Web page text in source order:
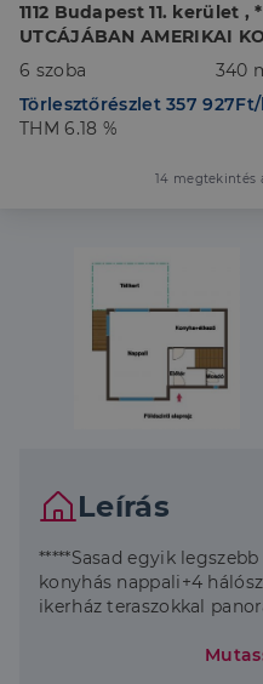
1112 Budapest 11. kerület ,
UTCÁJÁBAN AMERIKAI
6 szoba
340
Törlesztőrészlet 357
THM 6.18 %
14 megtekintés
Leírás
*****Sasad egyik
konyhás nappali+4
ikerház teraszokkal